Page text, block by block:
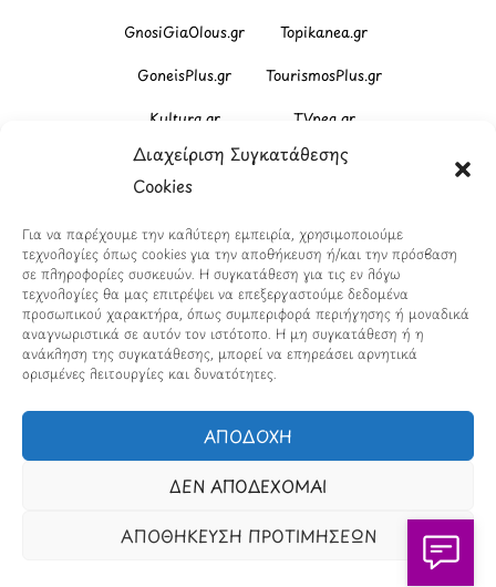
Διαχείριση Συγκατάθεσης
Cookies
Για να παρέχουμε την καλύτερη εμπειρία, χρησιμοποιούμε
τεχνολογίες όπως cookies για την αποθήκευση ή/και την πρόσβαση
σε πληροφορίες συσκευών. Η συγκατάθεση για τις εν λόγω
τεχνολογίες θα μας επιτρέψει να επεξεργαστούμε δεδομένα
προσωπικού χαρακτήρα, όπως συμπεριφορά περιήγησης ή μοναδικά
αναγνωριστικά σε αυτόν τον ιστότοπο. Η μη συγκατάθεση ή η
ανάκληση της συγκατάθεσης, μπορεί να επηρεάσει αρνητικά
ορισμένες λειτουργίες και δυνατότητες.
ΑΠΟΔΟΧΗ
ΔΕΝ ΑΠΟΔΕΧΟΜΑΙ
ΑΠΟΘΗΚΕΥΣΗ ΠΡΟΤΙΜΗΣΕΩΝ
GnosiGiaOlous.gr Topikanea.gr
GoneisPlus.gr TourismosPlus.gr
Kultura.gr TVnea.gr
Loatki.gr Upnow.gr
ModernaGynaika.gr Xristianika.gr
OikonomiaPlus.gr ZoumeKalytera.gr
Oikotropia.gr ZoumeSpiti.gr
Perepet.gr
Orama Group(Orama Group Μ.Ι.Κ.Ε.) |
Α.Φ.Μ. 801086294 – Δ.Ο.Υ. ΚΕΦΟΔΕ Αττικής | Γ.Ε.ΜΗ
148748903000 | Έδρα: Αθήνα, Ελλάδα |